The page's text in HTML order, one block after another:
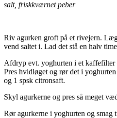
salt, friskkværnet peber
Riv agurken groft på et rivejern.
vend saltet i. Lad det stå en halv
Afdryp evt. yoghurten i et kaffefilter
Pres hvidløget og rør det i
og 1 spsk citronsaft.
Skyl agurkerne og pres så meget
Rør agurkerne i yoghurten og smag